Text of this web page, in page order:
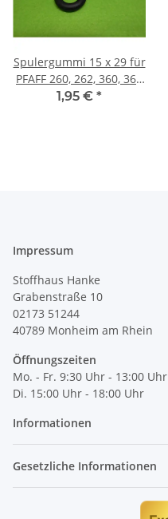
Spulergummi 15 x 29 für
PFAFF 260, 262, 360, 362
etc.
1,95 € *
Impressum
Stoffhaus Hanke
Grabenstraße 10
02173 51244
40789 Monheim am Rhein
Öffnungszeiten
Mo. - Fr. 9:30 Uhr - 13:00 Uhr
Di. 15:00 Uhr - 18:00 Uhr
Informationen
Gesetzliche Informationen